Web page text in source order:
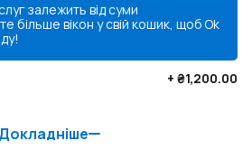
залежить від суми
більше вікон у свій кошик, щобOk
+ ₴1,200.00
Докладніше